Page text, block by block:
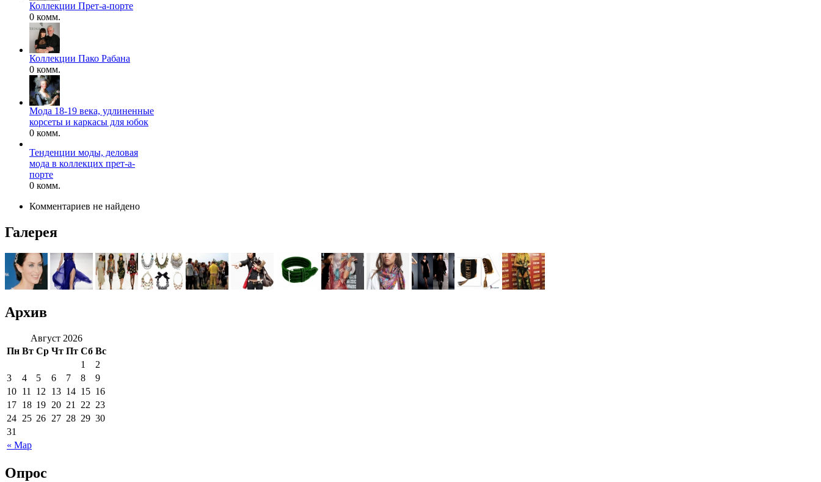
Коллекции Прет-а-порте
0 комм.
Коллекции Пако Рабана
0 комм.
Мода 18-19 века, удлиненные
корсеты и каркасы для юбок
0 комм.
Тенденции моды, деловая
мода в коллекцих прет-а-
порте
0 комм.
Комментариев не найдено
Галерея
Архив
Август 2026
Пн Вт Ср Чт Пт Сб Вс
« Мар
1
2
3
4 5 6 7 8
9
10 11 12 13 14 15 16
17 18 19 20 21 22 23
24 25 26 27 28 29 30
31
Опрос